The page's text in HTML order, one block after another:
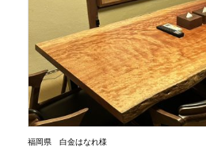
福岡県 白金はなれ様